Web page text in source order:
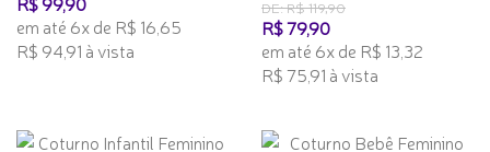
em até 6x de R$ 16,65
R$ 94,91 à vista
DE: R$ 119,90
R$ 79,90
em até 6x de R$ 13,32
R$ 75,91 à vista